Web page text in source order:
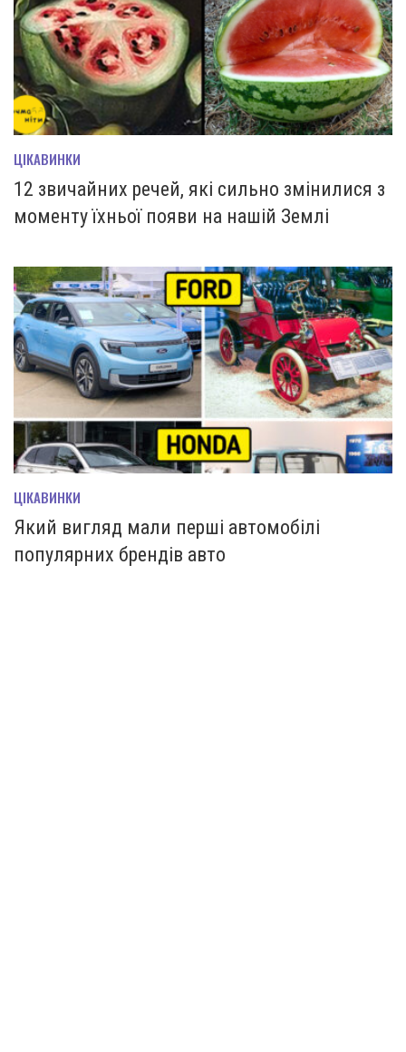
ЦІКАВИНКИ
12 звичайних речей, які сильно змінилися з
моменту їхньої появи на нашій Землі
ЦІКАВИНКИ
Який вигляд мали перші автомобілі
популярних брендів авто